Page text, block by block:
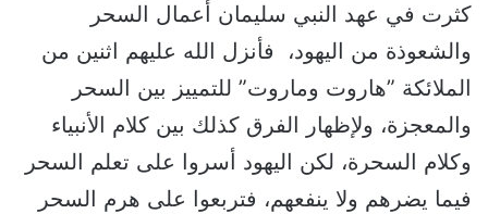
كثرت في عهد النبي سليمان أعمال السحر
والشعوذة من اليهود، فأنزل الله عليهم اثنين من
الملائكة ”هاروت وماروت” للتمييز بين السحر
والمعجزة، ولإظهار الفرق كذلك بين كلام الأنبياء
وكلام السحرة، لكن اليهود أسروا على تعلم السحر
فيما يضرهم ولا ينفعهم، فتربعوا على هرم السحر